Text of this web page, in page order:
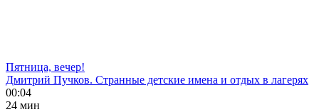
Пятница, вечер!
Дмитрий Пучков. Странные детские имена и отдых в лагерях
00:04
24 мин